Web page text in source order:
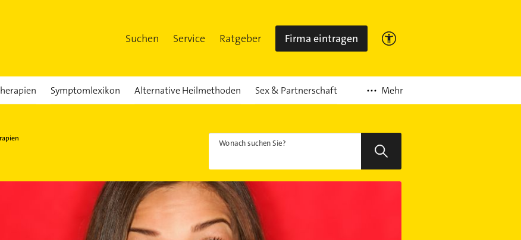
Suchen Service Ratgeber Firma eintragen
Symptomlexikon Alternative Heilmethoden Sex & Partnerschaft Mehr
Wonach suchen Sie?